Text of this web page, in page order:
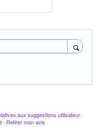
aux suggestions utilisateur ·
· Retirer mon avis